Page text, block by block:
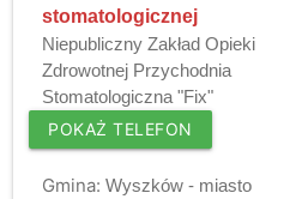
stomatologicznej
Niepubliczny Zakład Opieki
Zdrowotnej Przychodnia
Stomatologiczna "Fix"
POKAŻ TELEFON
Gmina: Wyszków - miasto